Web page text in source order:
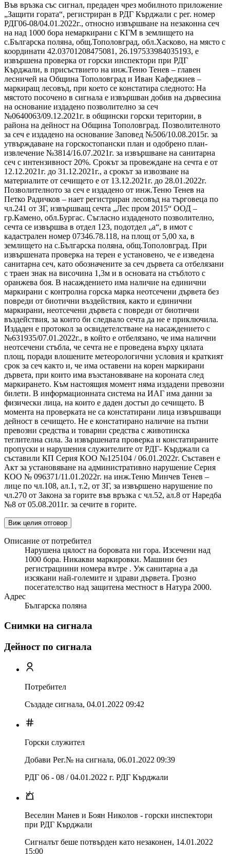
Във връзка със сигнал, предаден чрез мобилното приложение
„Защити гората“, регистриран в РДГ Кърджали с рег. номер
РДГ06-08/04.01.2022г., относно извършване на незаконна сеч
на над 1000 бора немаркирани с КГМ в землището на
с.Българска поляна, общ.Тополовград, обл.Хасково, на място с
координати 42.03701208475081, 26.197533984035193, е
извършена проверка от горски инспектори при РДГ
Кърджали, в присъствието на инж.Теню Тенев – главен
лесничей на Община Тополовград и Иван Кафеджиев –
маркиращ лесовъд, при което се констатира следното: На
мястото посочено в сигнала е извършван добив на дървесина
на основание издадено позволително за сеч
№0640063/09.12.2021г. в общински горски територии, в
района на дейност на Община Тополовград. Позволителното
за сеч е издадено на основание Заповед №506/10.08.2015г. за
утвърждаване на горскостопански план и одобрено план-
извлечение №3814/16.07.2021г. за извършване на санитарна
сеч с интензивност 20%. Срокът за провеждане на сечта е от
12.12.2021г. до 31.12.2021г., а срокът за извозване на
материалите от сечището е от 13.12.2021г. до 28.01.2022г.
Позволителното за сеч е издадено от инж.Теню Тенев на
Петко Радичков – нает регистриран лесовъд на търговеца по
чл.241 от ЗГ, извършващ сечта „Лес пром 2015“ ООД –
гр.Камено, обл.Бургас. Съгласно издаденото позволително,
сечта се извършва в отдел 123, подотдел „а“, в имот с
кадастрален номер 07346.78.118, на площ от 5,00 ха, в
землището на с.Българска поляна, общ.Тополовград. При
извършената проверка на терен е установено, че е изведена
санитарна сеч, като обозначените за сеч дървета са отбелязани
с траен знак на височина 1,3м и в основата на стъблото с
оранжева боя. В насаждението има наличие на единични
маркирани с контролна горска марка неотсечени дървета без
повреди от биотични въздействия, както и единични
маркирани, неотсечени дървета с повреди от биотични
въздействия, за които би следвало сечта да не е приключила.
Издаден е протокол за освидетелстване на насаждението с
№631935/07.01.2022г., в който е отбелязано, че има налични
неотсечени стъбла, че сечта не е проведена върху цялата
площ, поради влошените метеорологични условия и краткият
срок за сеч както и, че има оставени на корен маркирани
дървета, при които има възстановяване на короната след
маркирането. Към настоящия момент няма издадени превозни
билети. В информационната система на ИАГ има данни за
физически лица, на които е даден достъп до сечището. В
момента на проверката не са констатирани лица извършващи
дейност в сечището. Не е констатирано наличие на пътни
превозни средства и товарни средства с животинска
теглителна сила. За извършената проверка и констатираните
пропуски и нарушения служителите от РДГ- Кърджали са
съставили КП Серия КОО №125104 / 06.01.2022г. Съставен е
Акт за установяване на административно нарушение Серия
КОО № 096371/11.01.2022г. на инж.Теню Минчев Тенев –
лице по чл.108, ал.1, т.2, от ЗГ, за извършено нарушение по
чл.270 от Закона за горите във връзка с чл.52, ал.8 от Наредба
№8 от 05.08.2011г. за сечите в горите.
Виж целия отговор
Описание от потребител
Нарушена цялост на боровата ни гора. Изсечени над
1000 бора. Никакви маркировки. Машини без
регистрациини номера вътре . Уж санитарна а да
изсякани най-големите и здрави дървета. Грозно
посегателство над защитена местност в Натура 2000.
Адрес
Българска поляна
Снимки на сигнала
Дейност по сигнала
Потребител
Създаде сигнала, 04.01.2022 09:42
Горски служител
Добави Рег.№ на сигнала, 06.01.2022 09:39
РДГ 06 - 08 / 04.01.2022 г. РДГ Кърджали
Веселин Манев и Боян Николов - горски инспектори
при РДГ Кърджали
Сигналът беше потвърден като незаконен, 14.01.2022
15:00